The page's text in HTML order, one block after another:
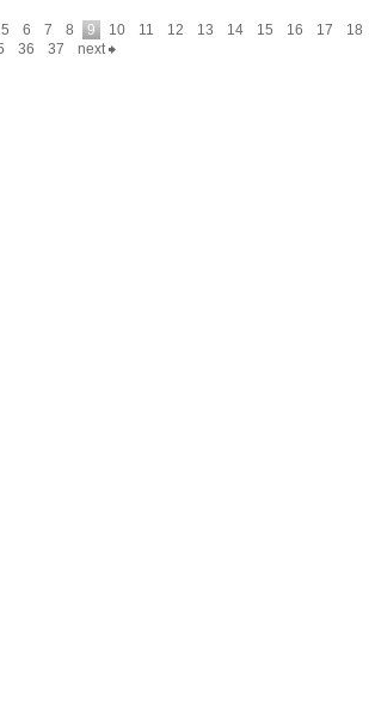
5 6 7 8 9 10 11 12 13 14 15 16 17
18
36 37 next